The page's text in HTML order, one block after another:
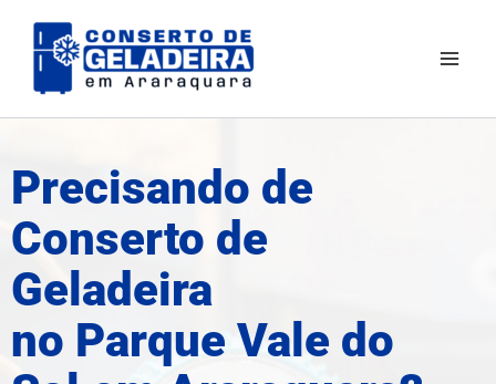
para
Precisando de
Conserto de
Geladeira
no Parque Vale do